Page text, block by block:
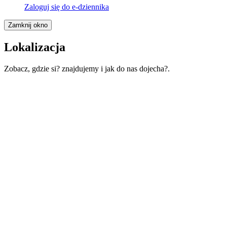
Zaloguj się do e-dziennika
Zamknij okno
Lokalizacja
Zobacz, gdzie si? znajdujemy i jak do nas dojecha?.